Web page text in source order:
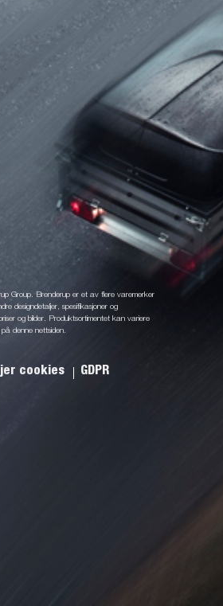
Group. Brenderup er et av flere varemerker
designdetaljer, spesifikasjoner og
og bilder. Produktsortimentet kan variere
denne nettsiden.
cookies GDPR